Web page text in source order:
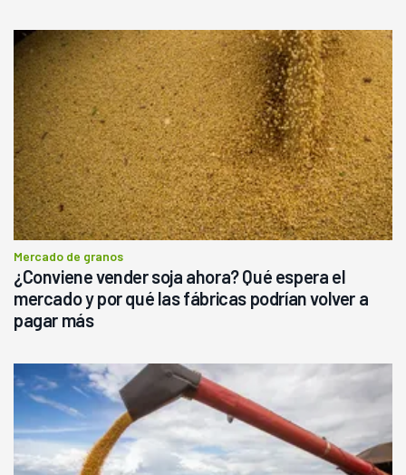
Mercado de granos
¿Conviene vender soja ahora? Qué espera el
mercado y por qué las fábricas podrían volver a
pagar más